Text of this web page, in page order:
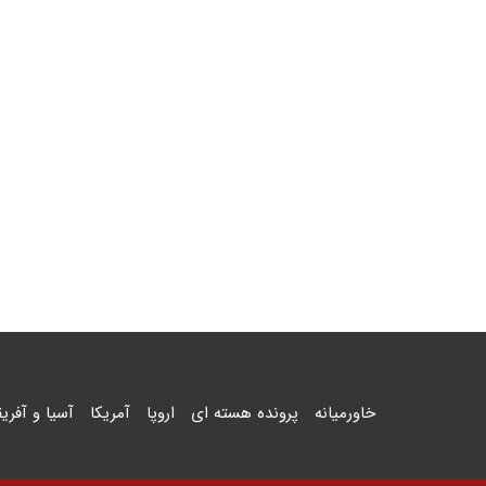
خاورمیانه پرونده هسته ای اروپا آمریکا آسیا و